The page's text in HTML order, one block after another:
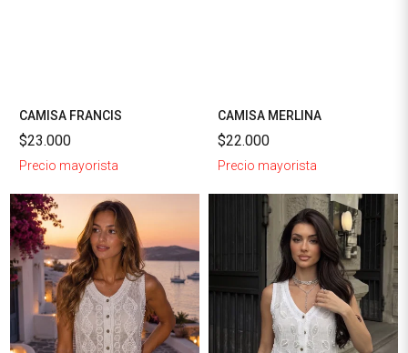
CAMISA FRANCIS
$23.000
Precio mayorista
CAMISA MERLINA
$22.000
Precio mayorista